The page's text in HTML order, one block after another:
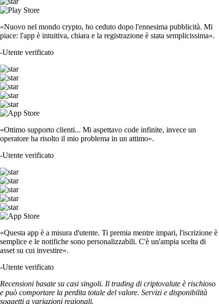
«Nuovo nel mondo crypto, ho ceduto dopo l'ennesima pubblicità. Mi
piace: l'app è intuitiva, chiara e la registrazione è stata semplicissima».
-Utente verificato
«Ottimo supporto clienti... Mi aspettavo code infinite, invece un
operatore ha risolto il mio problema in un attimo».
-Utente verificato
«Questa app è a misura d'utente. Ti premia mentre impari, l'iscrizione è
semplice e le notifiche sono personalizzabili. C'è un'ampia scelta di
asset su cui investire».
-Utente verificato
Recensioni basate su casi singoli. Il trading di criptovalute è rischioso
e può comportare la perdita totale del valore. Servizi e disponibilità
soggetti a variazioni regionali.